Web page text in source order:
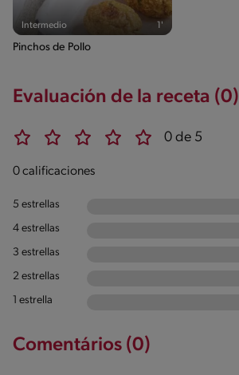
Intermedio 1'
Pinchos de Pollo
Evaluación de la receta (0)
0 de 5
0 calificaciones
5 estrellas
4 estrellas
3 estrellas
2 estrellas
1 estrella
Comentários (0)